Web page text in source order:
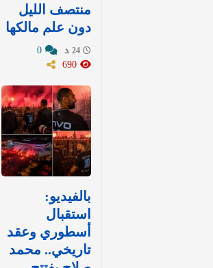
منتصف الليل
دون علم مالكها
بالفيديو:
استقبال
أسطوري وعقد
تاريخي.. محمد